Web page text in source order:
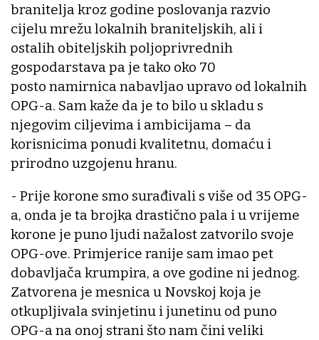
branitelja kroz godine poslovanja razvio
cijelu mrežu lokalnih braniteljskih, ali i
ostalih obiteljskih poljoprivrednih
gospodarstava pa je tako oko 70
posto namirnica nabavljao upravo od lokalnih
OPG-a. Sam kaže da je to bilo u skladu s
njegovim ciljevima i ambicijama – da
korisnicima ponudi kvalitetnu, domaću i
prirodno uzgojenu hranu.
- Prije korone smo surađivali s više od 35 OPG-
a, onda je ta brojka drastično pala i u vrijeme
korone je puno ljudi nažalost zatvorilo svoje
OPG-ove. Primjerice ranije sam imao pet
dobavljača krumpira, a ove godine ni jednog.
Zatvorena je mesnica u Novskoj koja je
otkupljivala svinjetinu i junetinu od puno
OPG-a na onoj strani što nam čini veliki